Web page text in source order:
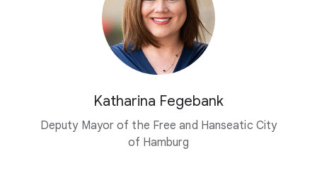
Katharina Fegebank
Deputy Mayor of the Free and Hanseatic City
of Hamburg